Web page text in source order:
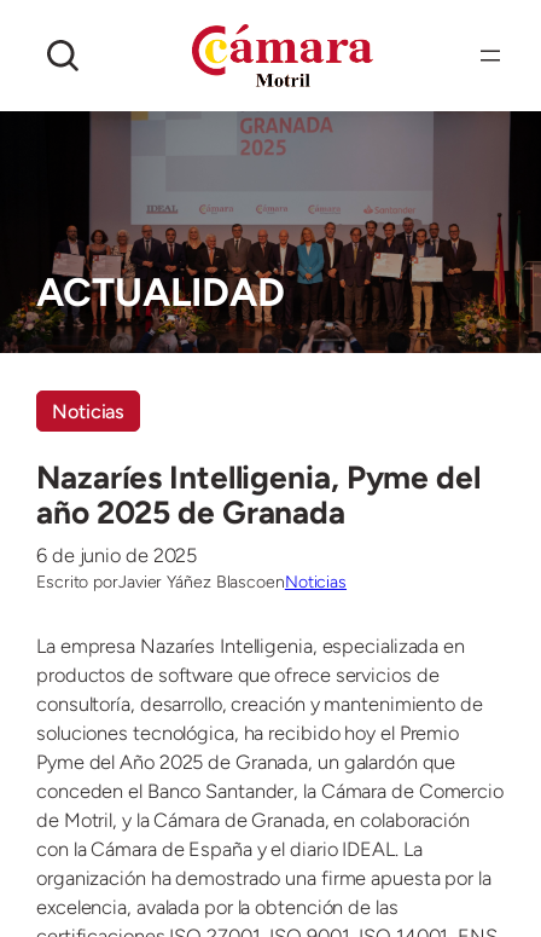
ACTUALIDAD
Noticias
Nazaríes Intelligenia, Pyme del
año 2025 de Granada
6 de junio de 2025
Escrito porJavier Yáñez BlascoenNoticias
La empresa Nazaríes Intelligenia, especializada en
productos de software que ofrece servicios de
consultoría, desarrollo, creación y mantenimiento de
soluciones tecnológica, ha recibido hoy el Premio
Pyme del Año 2025 de Granada, un galardón que
conceden el Banco Santander, la Cámara de Comercio
de Motril, y la Cámara de Granada, en colaboración
con la Cámara de España y el diario IDEAL. La
organización ha demostrado una firme apuesta por la
excelencia, avalada por la obtención de las